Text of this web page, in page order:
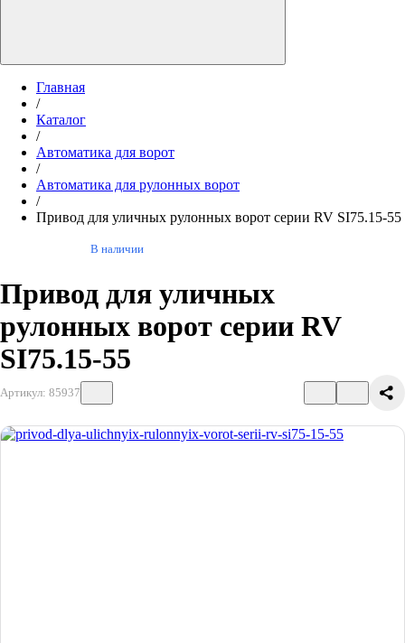
Главная
/
Каталог
/
Автоматика для ворот
/
Автоматика для рулонных ворот
/
Привод для уличных рулонных ворот серии RV SI75.15-55
Привод для уличных
рулонных ворот серии RV
SI75.15-55
В наличии
Артикул: 85937